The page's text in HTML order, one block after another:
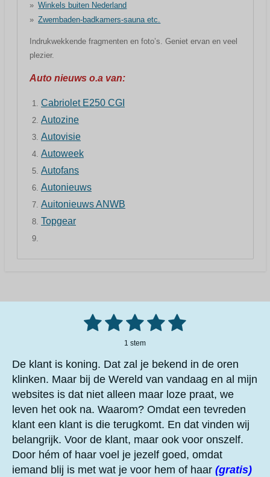
Winkels buiten Nederland
Zwembaden-badkamers-sauna etc.
Indrukwekkende fragmenten en foto’s. Geniet ervan en veel
plezier.
Auto nieuws o.a van:
Cabriolet E250 CGI
Autozine
Autovisie
Autoweek
Autofans
Autonieuws
Auitonieuws ANWB
Topgear
n
g
:
5
s
e
r
1
t
e
r
2
t
e
r
r
e
n
3
s
t
e
r
r
e
n
4
t
e
r
r
e
n
5
t
e
r
r
e
n
e
n
1 stem
De klant is koning. Dat zal je bekend in de oren
klinken. Maar bij de Wereld van vandaag en al mijn
websites is dat niet alleen maar loze praat, we
leven het ook na. Waarom? Omdat een tevreden
klant een klant is die terugkomt. En dat vinden wij
belangrijk. Voor de klant, maar ook voor onszelf.
Door hém of haar voel je jezelf goed, omdat
iemand blij is met wat je voor hem of haar (gratis)